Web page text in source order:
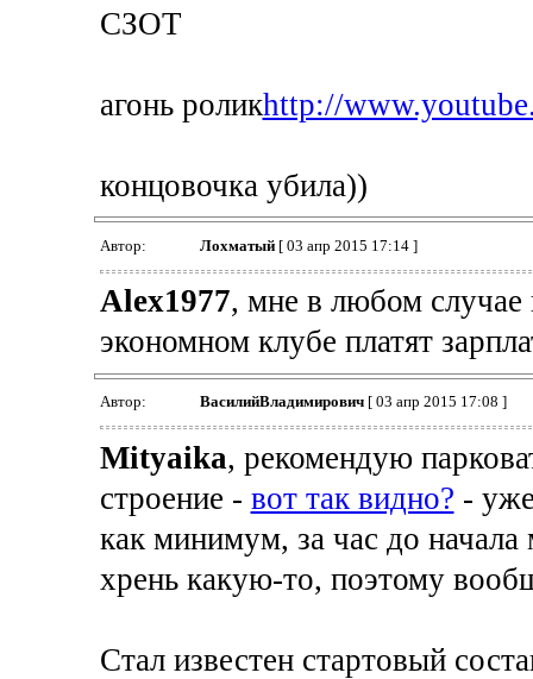
СЗОТ
агонь роликhttp://
концовочка убила))
Автор: Лохматый[ 03 апр 2015 17:14 ]
Alex1977, мне в любом случае
экономном клубе платят
Автор: ВасилийВладимирович[ 03 апр 2015 17:08 ]
Mityaika, рекомендую
строение - вот так видно? -
как минимум, за час до начала
хрень какую-то, поэтому
Стал известен стартовый